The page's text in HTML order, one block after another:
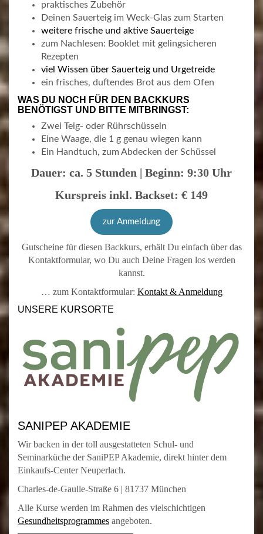
praktisches Zubehör
Deinen Sauerteig im Weck-Glas zum Starten
weitere frische und aktive Sauerteige
zum Nachlesen: Booklet mit gelingsicheren
Rezepten
viel Wissen über Sauerteig und Urgetreide
ein frisches, duftendes Brot aus dem Ofen
WAS DU NOCH FÜR DEN BACKKURS
BENÖTIGST UND BITTE MITBRINGST:
Zwei Teig- oder Rührschüsseln
Eine Waage, die 1 g genau wiegen kann
Ein Handtuch, zum Abdecken der Schüssel
Dauer: ca. 5 Stunden | Beginn: 9:30 Uhr
Kurspreis inkl. Backset: € 149
zur Anmeldung
Gutscheine für diesen Backkurs, erhält Du einfach über das
Kontaktformular, wo Du auch Deine Fragen los werden
kannst.
… zum Kontaktformular: Kontakt & Anmeldung
UNSERE KURSORTE
SANIPEP AKADEMIE
Wir backen in der toll ausgestatteten Schul- und
Seminarküche der SaniPEP Akademie, direkt hinter dem
Einkaufs-Center Neuperlach.
Charles-de-Gaulle-Straße 6 | 81737 München
Alle Kurse werden im Rahmen des vielschichtigen
Gesundheitsprogrammes angeboten.